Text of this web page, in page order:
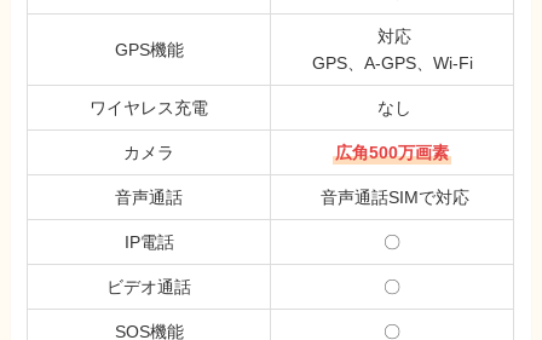
GPS機能
対応
GPS、A-GPS、Wi-Fi
ワイヤレス充電 なし
広角500万画素
音声通話 音声通話SIMで対応
IP電話 〇
ビデオ通話 〇
SOS機能 〇